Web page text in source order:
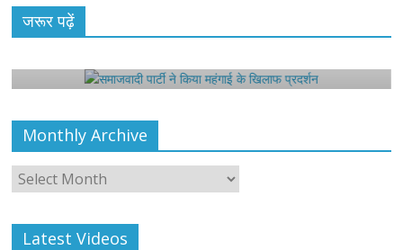
जरूर पढ़ें
राजनीतिक
समाजवादी पार्टी ने किया महंगाई के खिलाफ प्रदर्शन
Monthly Archive
Monthly
Archive
Latest Videos